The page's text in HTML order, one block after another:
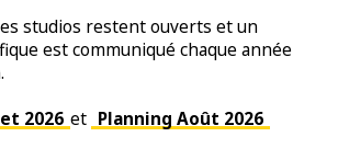
studios restent ouverts et un
est communiqué chaque année
2026 et Planning Août 2026